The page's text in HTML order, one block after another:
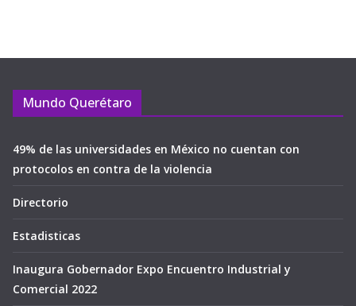
Mundo Querétaro
49% de las universidades en México no cuentan con
protocolos en contra de la violencia
Directorio
Estadisticas
Inaugura Gobernador Expo Encuentro Industrial y
Comercial 2022